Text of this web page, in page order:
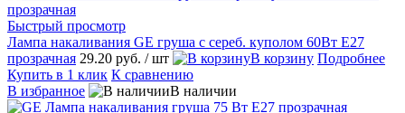
Быстрый просмотр
Лампа накаливания GE груша с сереб. куполом 60Вт Е27
прозрачная 29.20 руб. / шт В корзину Подробнее
Купить в 1 клик К сравнению
В избранное
В наличии